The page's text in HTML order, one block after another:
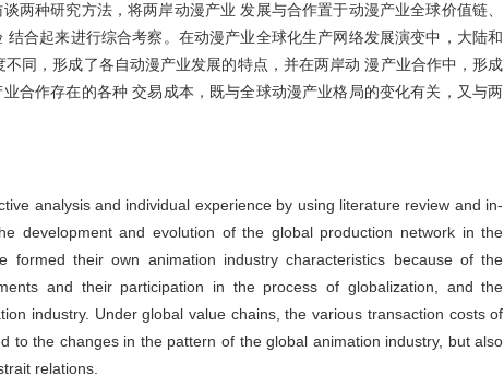
两种研究方法，将两岸动漫产业 发展与合作置于动漫产业全球价值链、
合起来进行综合考察。在动漫产业全球化生产网络发展演变中，大陆和
同，形成了各自动漫产业发展的特点，并在两岸动 漫产业合作中，形成
合作存在的各种 交易成本，既与全球动漫产业格局的变化有关，又与两
analysis and individual experience by using literature review and in-
development and evolution of the global production network in the
formed their own animation industry characteristics because of the
and their participation in the process of globalization, and the
industry. Under global value chains, the various transaction costs of
to the changes in the pattern of the global animation industry, but also
relations.